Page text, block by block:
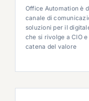
Office Automation è
canale di
soluzioni per il
che si rivolge a CIO
catena del valore